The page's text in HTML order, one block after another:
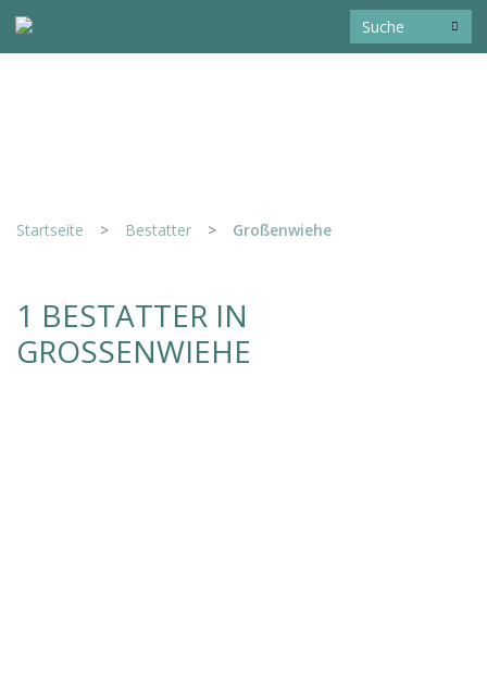
Startseite > Bestatter > Großenwiehe
1 BESTATTER IN
GROSSENWIEHE